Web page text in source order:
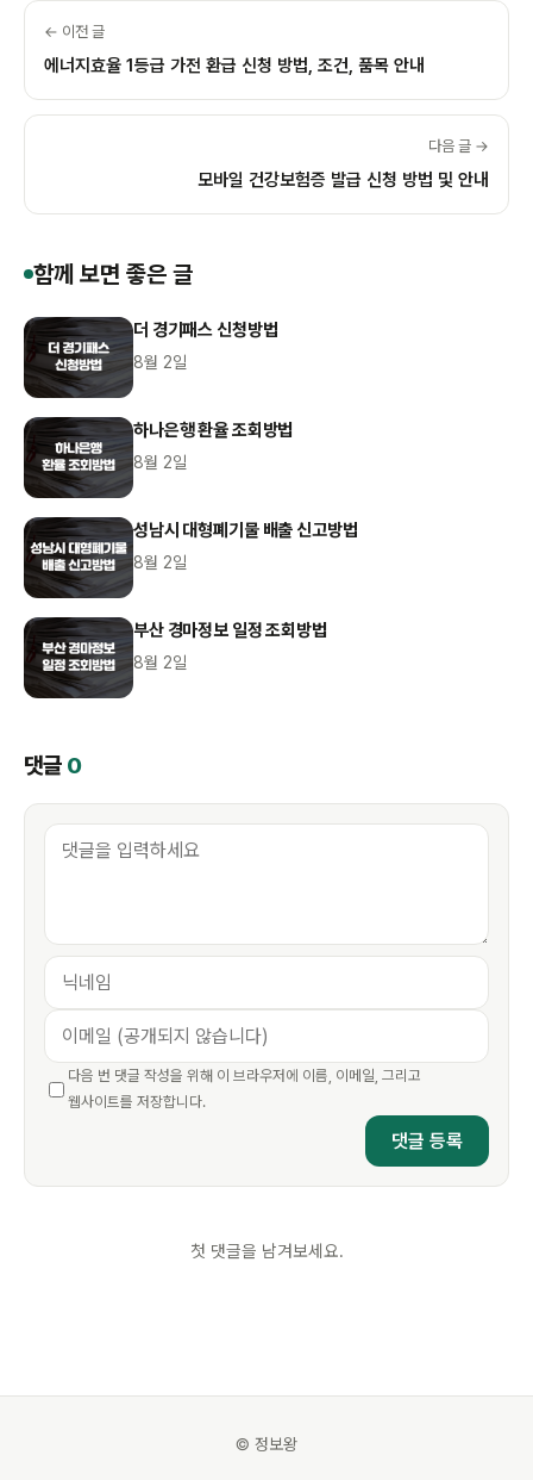
← 이전 글
에너지효율 1등급 가전 환급 신청 방법, 조건, 품목 안내
다음 글 →
모바일 건강보험증 발급 신청 방법 및 안내
함께 보면 좋은 글
더 경기패스 신청방법
8월 2일
하나은행 환율 조회방법
8월 2일
성남시 대형폐기물 배출 신고방법
8월 2일
부산 경마정보 일정 조회방법
8월 2일
댓글 0
다음 번 댓글 작성을 위해 이 브라우저에 이름, 이메일, 그리고
웹사이트를 저장합니다.
첫 댓글을 남겨보세요.
© 정보왕